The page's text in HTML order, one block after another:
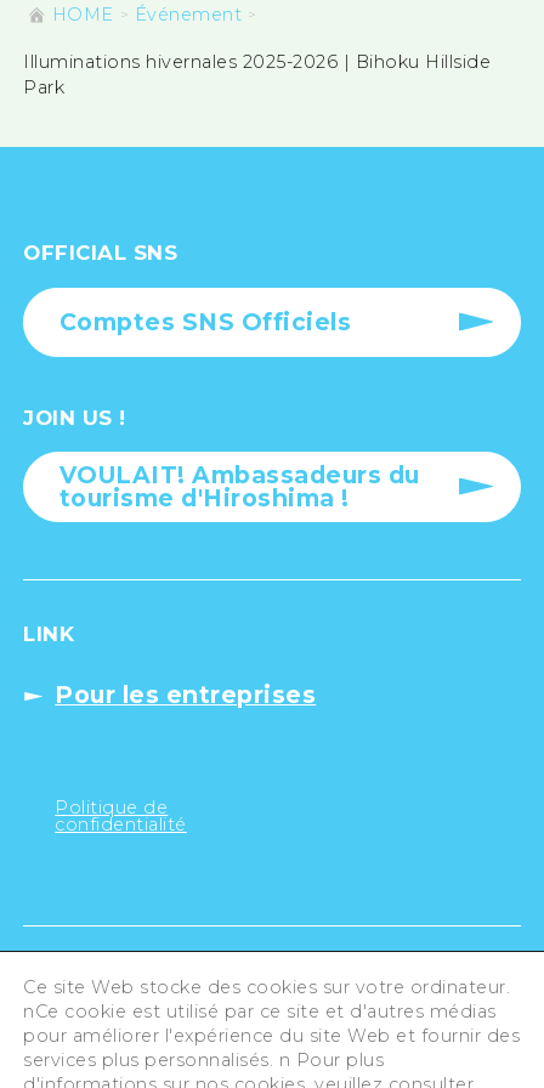
HOME Événement
Illuminations hivernales 2025-2026 | Bihoku Hillside
Park
OFFICIAL SNS
Comptes SNS Officiels
JOIN US !
VOULAIT! Ambassadeurs du
tourisme d'Hiroshima !
LINK
Pour les entreprises
Politique de
confidentialité
Ce site Web stocke des cookies sur votre ordinateur.
nCe cookie est utilisé par ce site et d'autres médias
pour améliorer l'expérience du site Web et fournir des
services plus personnalisés. n Pour plus